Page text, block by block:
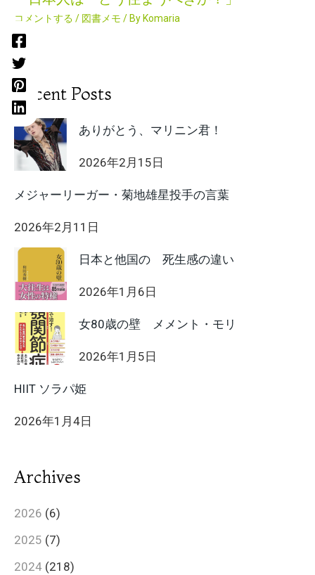
コメントする / 図書メモ / By Komaria
Recent Posts
ありがとう、マリニン君！
2026年2月15日
メジャーリーガー・菊地雄星投手の言葉
2026年2月11日
日本と他国の 死生感の違い
2026年1月6日
女80歳の壁 メメント・モリ
2026年1月5日
HIIT ソラパ姫
2026年1月4日
Archives
2026 (6)
2025 (7)
2024 (218)